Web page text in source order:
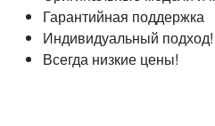
Гарантийная поддержка
Индивидуальный подход!
Всегда низкие цены!